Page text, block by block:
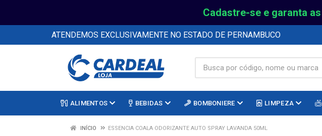
Cadastre-se e garanta
ATENDEMOS EXCLUSIVAMENTE NO ESTADO DE PERNAMBUCO
ALIMENTOS BEBIDAS BOMBONIERE LIMPEZA
INÍCIO ESSENCIA COALA ODORIZANTE AUTO SPRAY LAVANDA 50ML